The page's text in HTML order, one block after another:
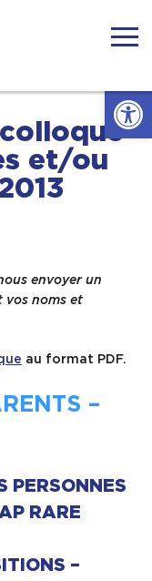
Ouvrir
et/ou
envoyer un
vos noms et
au format PDF.
–
PERSONNES
RARE
–